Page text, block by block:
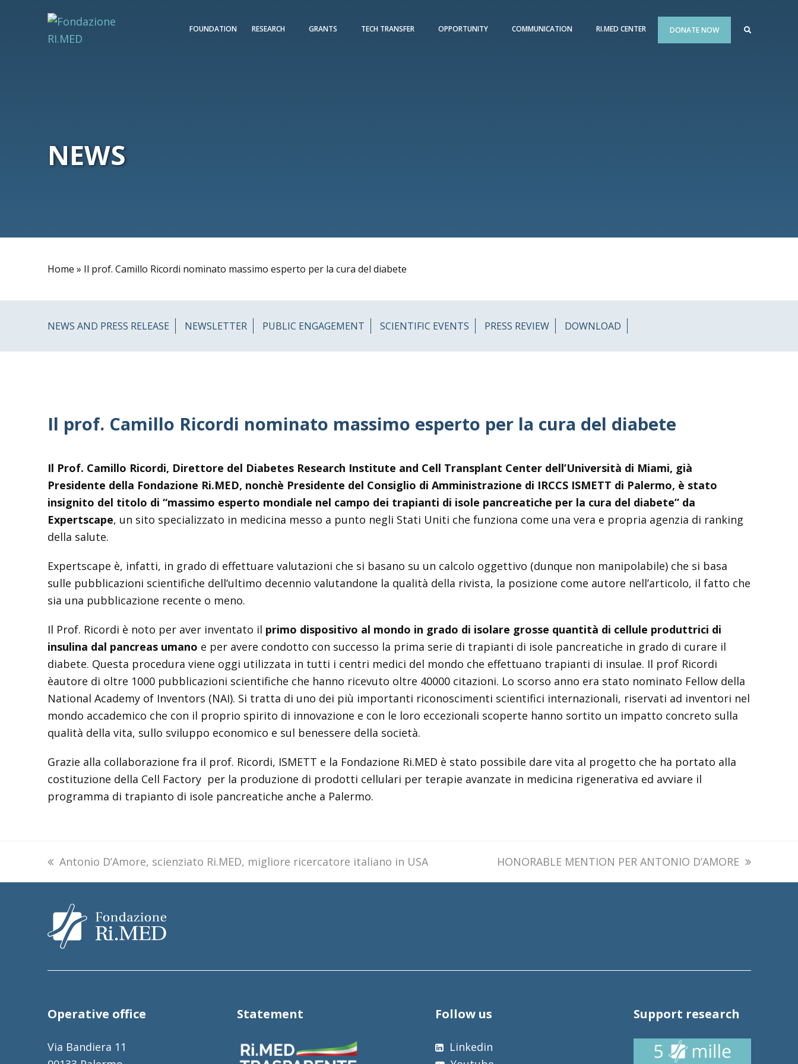
FOUNDATION RESEARCH GRANTS TECH TRANSFER OPPORTUNITY COMMUNICATION RI.MED CENTER DONATE NOW
NEWS
Home » Il prof. Camillo Ricordi nominato massimo esperto per la cura del diabete
NEWS AND PRESS RELEASE NEWSLETTER PUBLIC ENGAGEMENT SCIENTIFIC EVENTS PRESS REVIEW DOWNLOAD
Il prof. Camillo Ricordi nominato massimo esperto per la cura del diabete
Il Prof. Camillo Ricordi, Direttore del Diabetes Research Institute and Cell Transplant Center dell’Università di Miami, già
Presidente della Fondazione Ri.MED, nonchè Presidente del Consiglio di Amministrazione di IRCCS ISMETT di Palermo, è stato
insignito del titolo di “massimo esperto mondiale nel campo dei trapianti di isole pancreatiche per la cura del diabete” da
Expertscape, un sito specializzato in medicina messo a punto negli Stati Uniti che funziona come una vera e propria agenzia di ranking
della salute.
Expertscape è, infatti, in grado di effettuare valutazioni che si basano su un calcolo oggettivo (dunque non manipolabile) che si basa
sulle pubblicazioni scientifiche dell’ultimo decennio valutandone la qualità della rivista, la posizione come autore nell’articolo, il fatto che
sia una pubblicazione recente o meno.
Il Prof. Ricordi è noto per aver inventato il primo dispositivo al mondo in grado di isolare grosse quantità di cellule produttrici di
insulina dal pancreas umano e per avere condotto con successo la prima serie di trapianti di isole pancreatiche in grado di curare il
diabete. Questa procedura viene oggi utilizzata in tutti i centri medici del mondo che effettuano trapianti di insulae. Il prof Ricordi
èautore di oltre 1000 pubblicazioni scientifiche che hanno ricevuto oltre 40000 citazioni. Lo scorso anno era stato nominato Fellow della
National Academy of Inventors (NAI). Si tratta di uno dei più importanti riconoscimenti scientifici internazionali, riservati ad inventori nel
mondo accademico che con il proprio spirito di innovazione e con le loro eccezionali scoperte hanno sortito un impatto concreto sulla
qualità della vita, sullo sviluppo economico e sul benessere della società.
Grazie alla collaborazione fra il prof. Ricordi, ISMETT e la Fondazione Ri.MED è stato possibile dare vita al progetto che ha portato alla
costituzione della Cell Factory per la produzione di prodotti cellulari per terapie avanzate in medicina rigenerativa ed avviare il
programma di trapianto di isole pancreatiche anche a Palermo.
previous
post:
Antonio D’Amore, scienziato Ri.MED, migliore ricercatore italiano in USA
next
post:
HONORABLE MENTION PER ANTONIO D’AMORE
Operative office
Via Bandiera 11
Statement Follow us
Linkedin
Support research